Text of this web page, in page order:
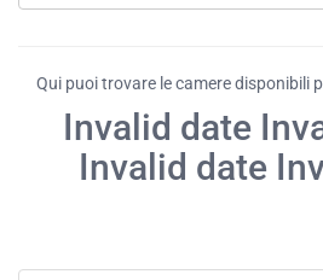
Qui puoi trovare le camere disponibili
Invalid date
Invalid date